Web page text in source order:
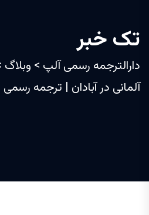
تک خبر
دارالترجمه رسمی آلپ > وبلاگ
آلمانی در آبادان | ترجمه